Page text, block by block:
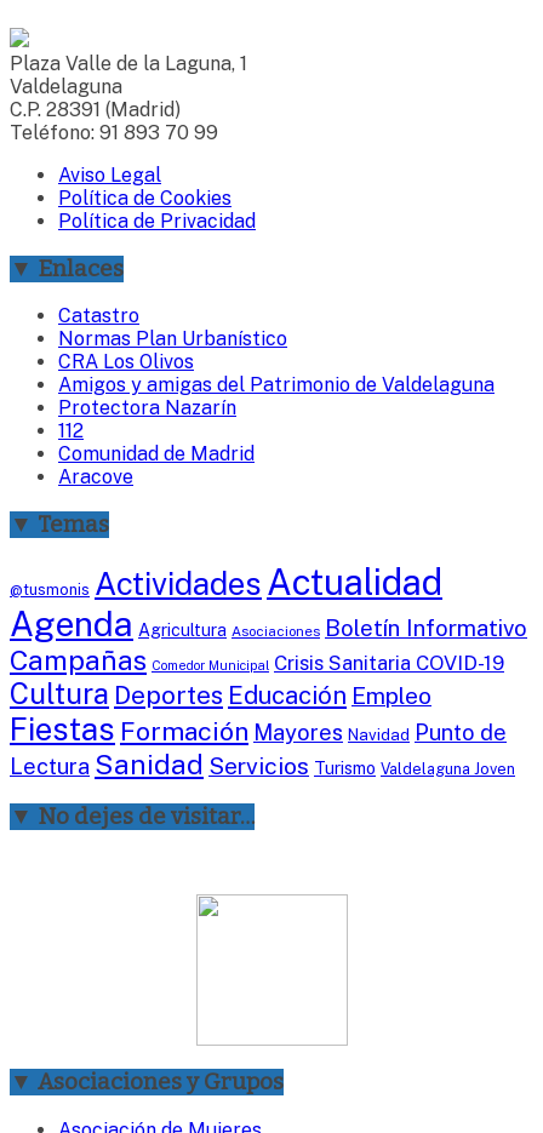
Plaza Valle de la Laguna, 1
Valdelaguna
C.P. 28391 (Madrid)
Teléfono: 91 893 70 99
Aviso Legal
Política de Cookies
Política de Privacidad
▼ Enlaces
Catastro
Normas Plan Urbanístico
CRA Los Olivos
Amigos y amigas del Patrimonio de Valdelaguna
Protectora Nazarín
112
Comunidad de Madrid
Aracove
▼ Temas
@tusmonis ActividadesActualidad
Agenda Agricultura Asociaciones Boletín Informativo
Campañas Comedor Municipal Crisis Sanitaria COVID-19
Cultura Deportes Educación Empleo
Fiestas Formación Mayores Navidad Punto de
Lectura Sanidad Servicios Turismo Valdelaguna Joven
▼ No dejes de visitar…
▼ Asociaciones y Grupos